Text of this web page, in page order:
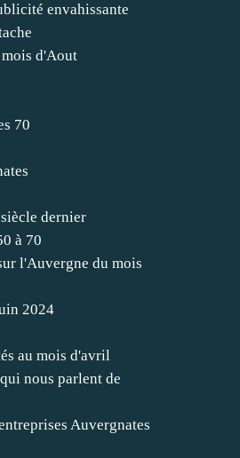
envahissante
d'Aout
70
dernier
à 70
l'Auvergne du mois
2024
au mois d'avril
nous parlent de
Auvergnates